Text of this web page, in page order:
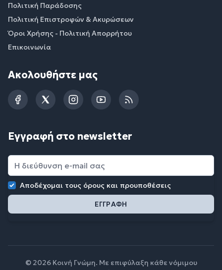
Πολιτική Παράδοσης
Πολιτική Επιστροφών & Ακυρώσεων
Όροι Χρήσης - Πολιτική Απορρήτου
Επικοινωνία
Ακολουθήστε μας
FacebookTwitterInstagramYouTubeRSS
Εγγραφή στο newsletter
Αποδέχομαι τους όρους και προυποθέσεις
© 2026 Κοινή Γνώμη. Με επιφύλαξη κάθε νόμιμου